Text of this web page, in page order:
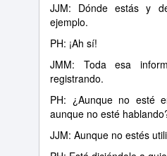
JJM: Dónde estás y
ejemplo.
PH: ¡Ah sí!
JMM: Toda esa
registrando.
PH: ¿Aunque no esté
aunque no esté
JJM: Aunque no estés